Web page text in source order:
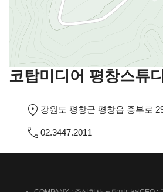
코탑미디어 평창스튜
강원도 평창군 평창읍 종부로
02.3447.2011